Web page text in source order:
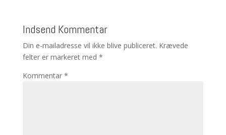
Indsend Kommentar
Din e-mailadresse vil ikke blive publiceret. Krævede
felter er markeret med *
Kommentar *